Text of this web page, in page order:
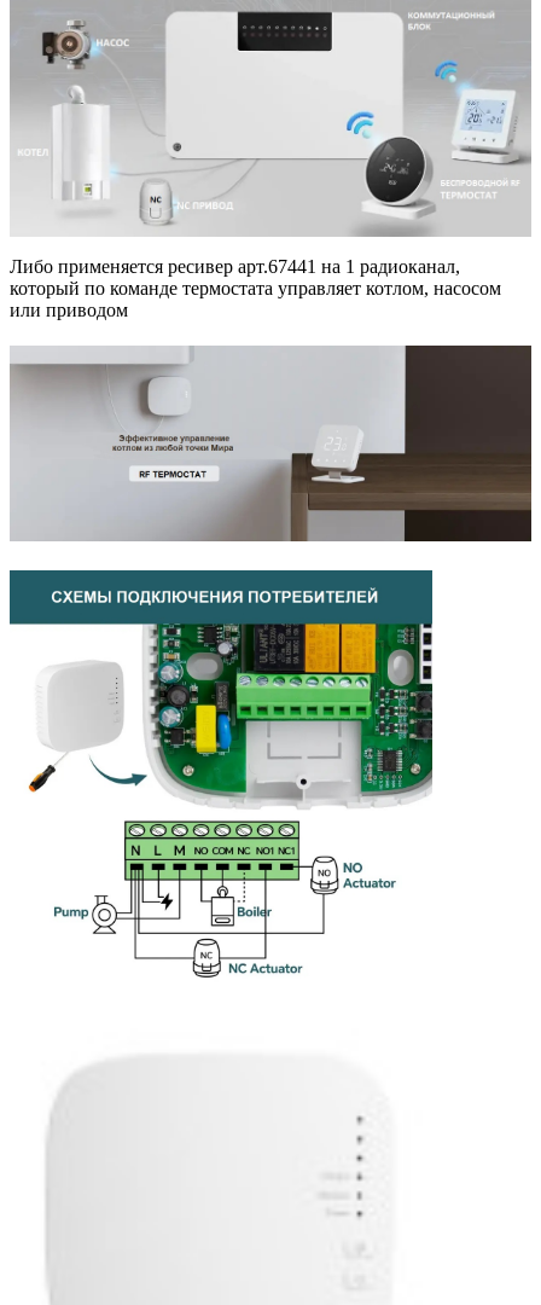
Либо применяется ресивер арт.67441 на 1 радиоканал,
который по команде термостата управляет котлом, насосом
или приводом